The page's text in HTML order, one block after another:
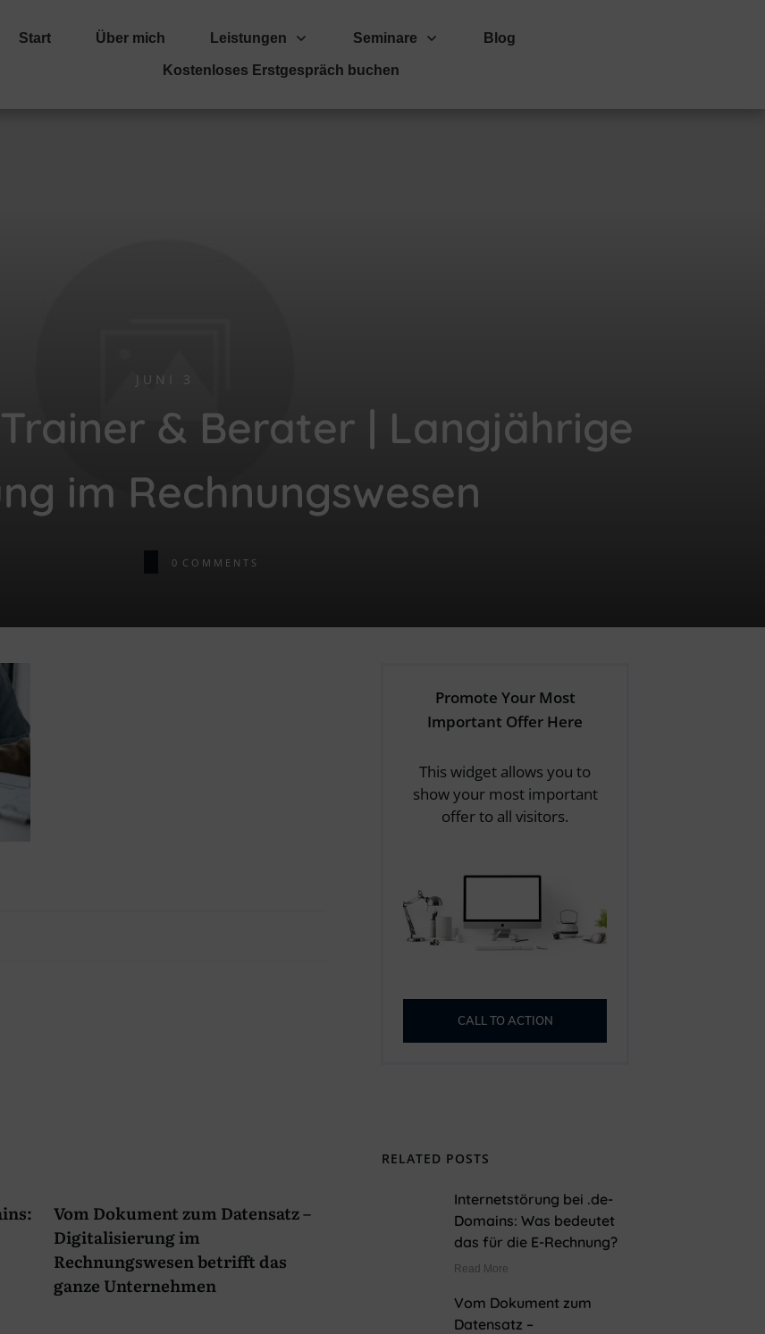
Start Über mich Leistungen Seminare Blog
Kostenloses Erstgespräch buchen
JUNI 3
& Berater | Langjährige
im Rechnungswesen
0 COMMENTS
Vom Dokument zum Datensatz –
Digitalisierung im
Rechnungswesen betrifft das
ganze Unternehmen
Promote Your Most
Important Offer Here
This widget allows you to
show your most important
offer to all visitors.
CALL TO ACTION
RELATED POSTS
Internetstörung bei .de-
Domains: Was bedeutet
das für die E-Rechnung?
Read More
Vom Dokument zum
Datensatz –